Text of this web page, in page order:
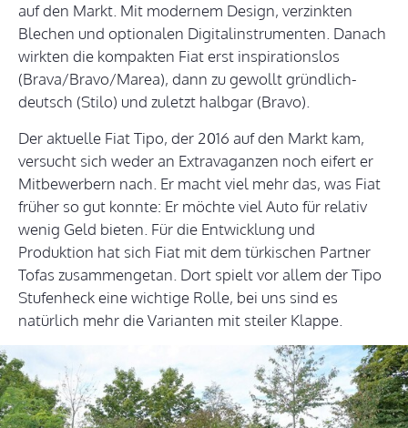
auf den Markt. Mit modernem Design, verzinkten
Blechen und optionalen Digitalinstrumenten. Danach
wirkten die kompakten Fiat erst inspirationslos
(Brava/Bravo/Marea), dann zu gewollt gründlich-
deutsch (Stilo) und zuletzt halbgar (Bravo).
Der aktuelle Fiat Tipo, der 2016 auf den Markt kam,
versucht sich weder an Extravaganzen noch eifert er
Mitbewerbern nach. Er macht viel mehr das, was Fiat
früher so gut konnte: Er möchte viel Auto für relativ
wenig Geld bieten. Für die Entwicklung und
Produktion hat sich Fiat mit dem türkischen Partner
Tofas zusammengetan. Dort spielt vor allem der Tipo
Stufenheck eine wichtige Rolle, bei uns sind es
natürlich mehr die Varianten mit steiler Klappe.